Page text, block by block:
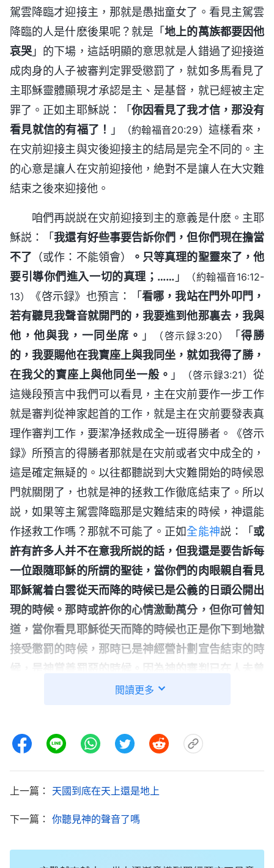
駕雲降臨才迎接主，那就是愚拙童女了。看見主駕雲
降臨的人是什麽後果呢？就是「地上的萬族都要因他
哀哭 」的下場，這話明顯的意思就是人錯過了迎接道
成肉身的人子被審判定罪受懲罰了，就如多馬看見了
主耶穌靈體顯現才承認是主、是基督，就已經被主定
罪了。正如主耶穌説：「你因看見了我才信，那没有
看見就信的有福了！
」 （約翰福音20:29） 這樣看來，
在灾前迎接主與灾後迎接主的結局是完全不同的。主
的心意是讓人在灾前迎接他，絶對不是讓人在大灾難
結束之後來迎接他。
咱們再説説在灾前迎接到主的意義是什麽。主耶
穌説：「我還有好些事要告訴你們，但你們現在擔當
不了 （或作：不能領會）
。只等真理的聖靈來了，他
要引導你們進入一切的真理；……」
（約翰福音16:12-
13）
《啓示録》也預言：「看哪，我站在門外叩門，
若有聽見我聲音就開門的，我要進到他那裏去，我與
他，他與我，一同坐席。 」 （啓示録3:20） 「得勝
的，我要賜他在我寶座上與我同坐，就如我得了勝，
在我父的寶座上與他同坐一般。 」 （啓示録3:21）從
這幾段預言中我們可以看見，主在灾前要作一步工作
就是審判從神家起首的工作，就是主在灾前要發表真
理作審判工作，要潔净拯救成全一班得勝者。《啓示
録》所預言的得勝者那就是在灾前或者灾中成全的，
這是確定無疑的。以往都聽説到大灾難開始的時候恩
門就關閉了，也就是神的拯救工作徹底結束了。所以
説，如果等主駕雲降臨那是灾難結束的時候，神還能
作拯救工作嗎？那就不可能了。正如全能神説：「或
許有許多人并不在意我所説的話，但我還是要告訴每
一位跟隨耶穌的所謂的聖徒，當你們的肉眼親自看見
耶穌駕着白雲從天而降的時候已是公義的日頭公開出
現的時候。那時或許你的心情激動萬分，但你可曾知
道，當你看見耶穌從天而降的時候也正是你下到地獄
接受懲罰的時候，那時已是神經營計劃宣告結束的時
看見神迹只有真理發表的時候結束了。那些接受真理
的耶穌就是假基督』的人將會受到永久的懲罰，因為
判、釋放生命真道的耶穌，這樣就只好讓耶穌公開駕
與作工・當你看見耶穌靈體的時候已是神重新更换天地的時
是持守在灾後駕雲降臨才迎接主的人都有禍了，因為
閲讀更多
上一篇： 天國到底在天上還是地上
下一篇： 你聽見神的聲音了嗎